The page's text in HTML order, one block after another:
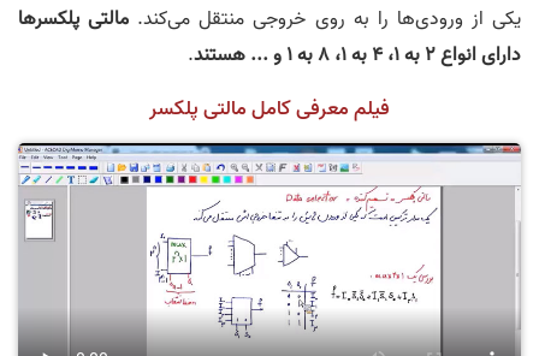
یکی از ورودی‌ها را به روی خروجی منتقل می‌کند. مالتی پلکسرها
دارای انواع 2 به 1، 4 به 1، 8 به 1 و ... هستند
.
فیلم معرفی کامل مالتی پلکسر